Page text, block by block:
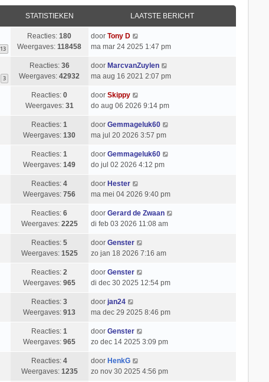
STATISTIEKEN LAATSTE BERICHT
13
Reacties:180
Weergaves:118458
door Tony D
ma mar 24 2025 1:47 pm
3
Reacties: 36
Weergaves:42932
door MarcvanZuylen
ma aug 16 2021 2:07 pm
Reacties:0
Weergaves: 31
door Skippy
do aug 06 2026 9:14 pm
Reacties:1
Weergaves:130
door Gemmageluk60
ma jul 20 2026 3:57 pm
Reacties:1
Weergaves:149
door Gemmageluk60
do jul 02 2026 4:12 pm
Reacties:4
Weergaves:756
door Hester
ma mei 04 2026 9:40 pm
Reacties:6
Weergaves: 2225
door Gerard de Zwaan
di feb 03 2026 11:08 am
Reacties:5
Weergaves: 1525
door Genster
zo jan 18 2026 7:16 am
Reacties:2
Weergaves:965
door Genster
di dec 30 2025 12:54 pm
Reacties:3
Weergaves:913
door jan24
ma dec 29 2025 8:46 pm
Reacties:1
Weergaves:965
door Genster
zo dec 14 2025 3:09 pm
Reacties:4
Weergaves: 1235
door HenkG
zo nov 30 2025 4:56 pm